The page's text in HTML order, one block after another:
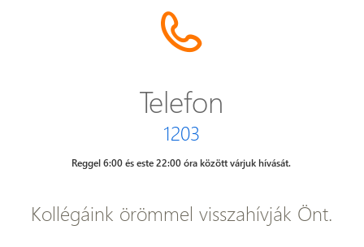
Telefon
1203
Reggel 6:00 és este 22:00 óra között várjuk hívását.
Kollégáink örömmel visszahívják Önt.